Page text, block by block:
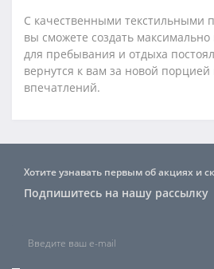
С качественными текстильными
вы сможете создать
для пребывания и отдыха
вернутся к вам за новой
впечатлений.
Хотите узнавать первым об акциях и
Подпишитесь на нашу рассылку